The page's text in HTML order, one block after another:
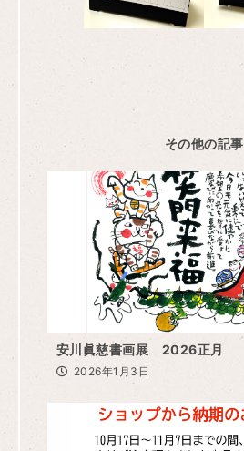
その他の記事
安川眞慈書画展 2026正月
2026年1月3日